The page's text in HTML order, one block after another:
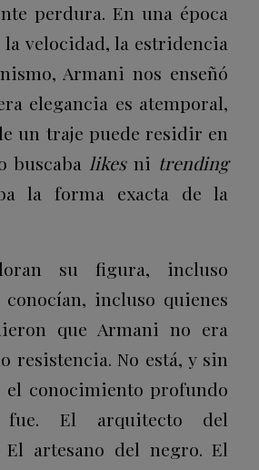
perdura. En una época
velocidad, la estridencia
Armani nos enseñó
elegancia es atemporal,
un traje puede residir en
buscaba likesni trending
la forma exacta de la
su figura, incluso
incluso quienes
que Armani no era
resistencia. No está, y sin
el conocimiento profundo
El arquitecto del
artesano del negro. El